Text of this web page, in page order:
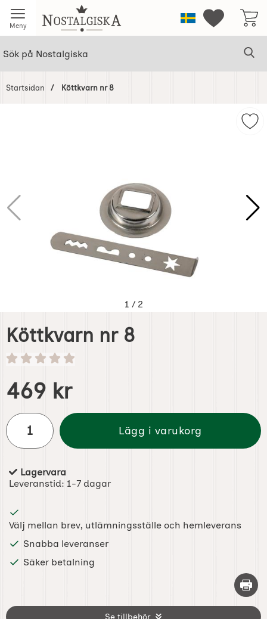
Meny Startsidan för NostalgiskaSverigeMina
Startsidan Köttkvarn nr 8
1 / 2
Köttkvarn nr 8
Handla denna produkt Köttkvarn nr 8
pris
469 kr
antal
Lägg i varukorg
Tillgänglighet:
Lagervara
Leveranstid: 1-7 dagar
Välj mellan brev, utlämningsställe och hemleverans
Snabba leveranser
Säker betalning
Skriv
Se tillbehör